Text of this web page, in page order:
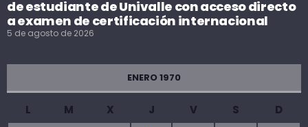
de estudiante de Univalle con acceso directo
a examen de certificación internacional
5 de agosto de 2026
ENERO 1970
L M X J V S
D